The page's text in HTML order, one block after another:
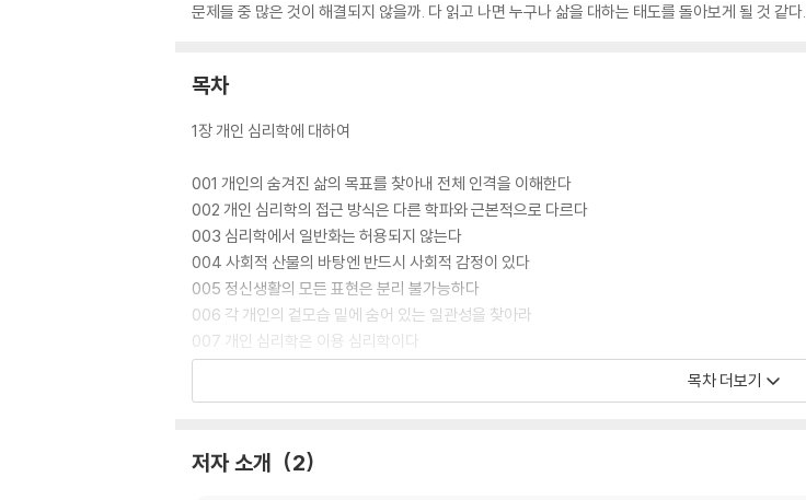
문제들 중 많은 것이 해결되지 않을까. 다 읽고 나면 누구나 삶을 대하는 태도를 돌아보게 될 것 같다.
목차
1장 개인 심리학에 대하여
001 개인의 숨겨진 삶의 목표를 찾아내 전체 인격을 이해한다
002 개인 심리학의 접근 방식은 다른 학파와 근본적으로 다르다
003 심리학에서 일반화는 허용되지 않는다
004 사회적 산물의 바탕엔 반드시 사회적 감정이 있다
005 정신생활의 모든 표현은 분리 불가능하다
006 각 개인의 겉모습 밑에 숨어 있는 일관성을 찾아라
007 개인 심리학은 이용 심리학이다
008 심리적 현상에 대한 이해는 목적론적 접근을 통해서만 가능하다
012 모든 것은 의견에 좌우된다
목차 더보기
저자 소개 2